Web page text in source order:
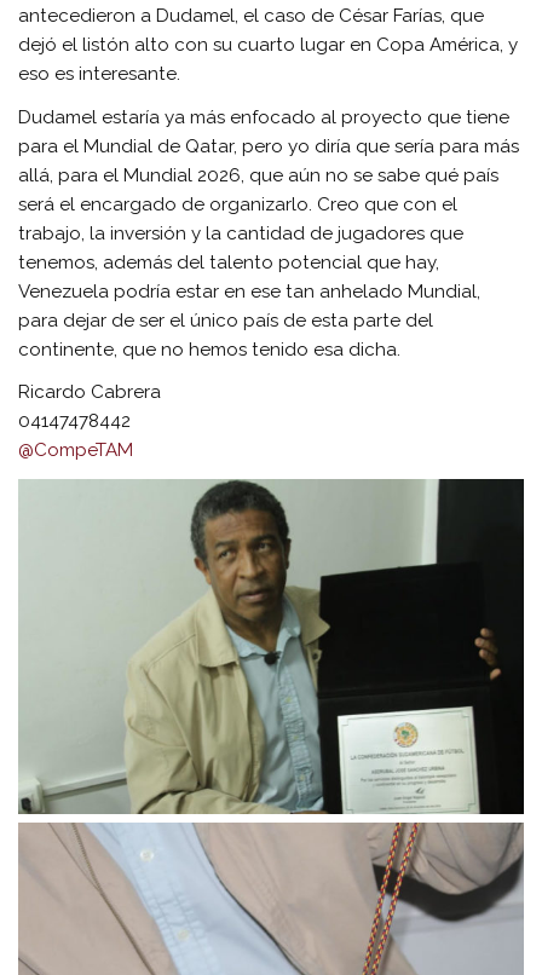
antecedieron a Dudamel, el caso de César Farías, que
dejó el listón alto con su cuarto lugar en Copa América, y
eso es interesante.
Dudamel estaría ya más enfocado al proyecto que tiene
para el Mundial de Qatar, pero yo diría que sería para más
allá, para el Mundial 2026, que aún no se sabe qué país
será el encargado de organizarlo. Creo que con el
trabajo, la inversión y la cantidad de jugadores que
tenemos, además del talento potencial que hay,
Venezuela podría estar en ese tan anhelado Mundial,
para dejar de ser el único país de esta parte del
continente, que no hemos tenido esa dicha.
Ricardo Cabrera
04147478442
@CompeTAM